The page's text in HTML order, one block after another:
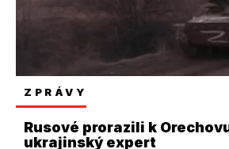
ZPRÁVY
Rusové prorazili k
ukrajinský expert